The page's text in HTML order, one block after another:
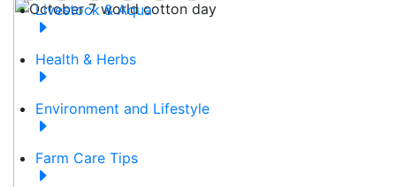
Livestock & Aqua
Health & Herbs
Environment and Lifestyle
Farm Care Tips